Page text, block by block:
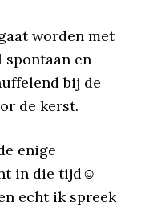
worden met
spontaan en
bij de
de kerst.
enige
in die tijd☺
echt ik spreek